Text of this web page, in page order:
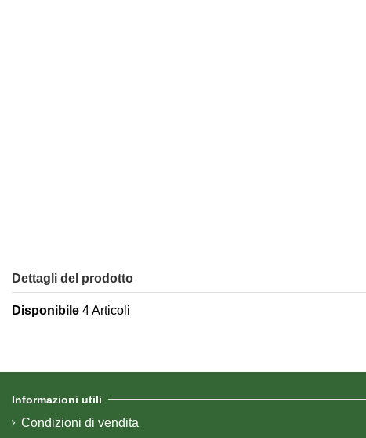
Dettagli del prodotto
Disponibile 4 Articoli
Informazioni utili
Condizioni di vendita